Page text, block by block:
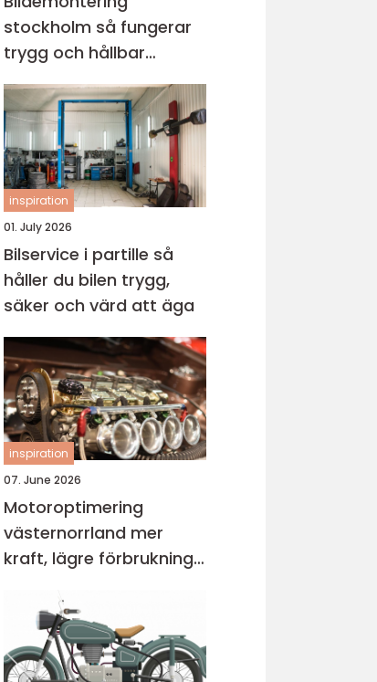
stockholm så fungerar
trygg och hållbar
bilskrotning
inspiration
01. July 2026
Bilservice i partille så
håller du bilen trygg,
säker och värd att äga
inspiration
07. June 2026
Motoroptimering
västernorrland mer
kraft, lägre förbrukning